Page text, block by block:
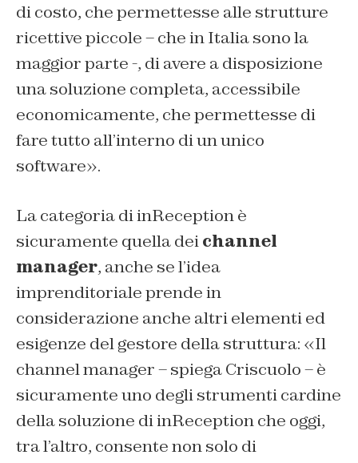
di costo, che permettesse alle strutture
ricettive piccole – che in Italia sono la
maggior parte -, di avere a disposizione
una soluzione completa, accessibile
economicamente, che permettesse di
fare tutto all’interno di un unico
software».
La categoria di inReception è
sicuramente quella deichannel
manager, anche se l’idea
imprenditoriale prende in
considerazione anche altri elementi ed
esigenze del gestore della struttura: «Il
channel manager – spiega Criscuolo – è
sicuramente uno degli strumenti cardine
della soluzione di inReception che oggi,
tra l’altro, consente non solo di